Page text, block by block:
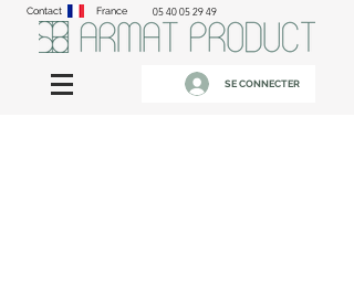
Contact France 05 40 05 29 49
SE CONNECTER